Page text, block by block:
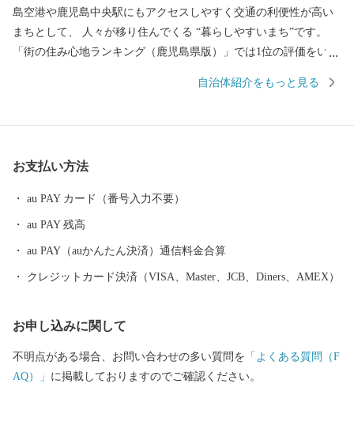
島空港や鹿児島中央駅にもアクセスしやすく交通の利便性が高い
まちとして、 人々が移り住んでくる “暮らしやすいまち”です。
「街の住み心地ランキング（鹿児島県版）」では1位の評価をいた
一方で、 街の中心部は大型商業施設や飲食店も増え賑わいを増し
がありますので、商品説明欄の発送可能期間、申込受付期間を必
させていただきます。 ※寄附につきましては、年度内の回数制限
は現在設けておりません。 ※返礼品の写真はイメージです。
自治体紹介をもっと見る
お支払い方法
au PAY カード（番号入力不要）
au PAY 残高
au PAY（auかんたん決済）通信料金合算
クレジットカード決済（VISA、Master、JCB、Diners、AMEX）
お申し込みに関して
不明点がある場合、お問い合わせの多い質問を 「よくある質問（F
AQ）」 に掲載しておりますのでご確認ください。